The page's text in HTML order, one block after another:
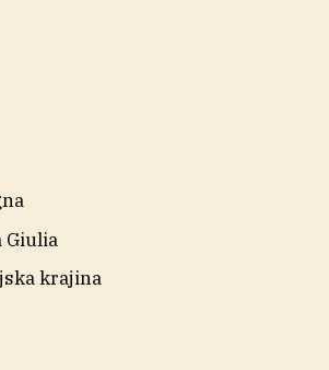
Giulia
krajina